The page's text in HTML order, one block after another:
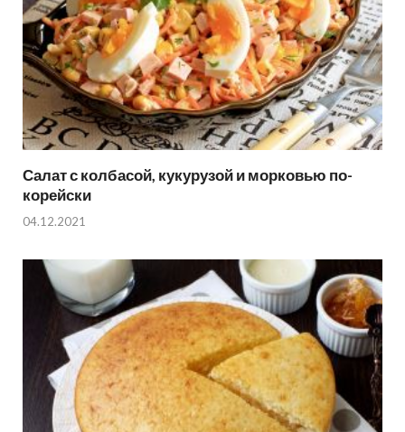
Салат с колбасой, кукурузой и морковью по-
корейски
04.12.2021